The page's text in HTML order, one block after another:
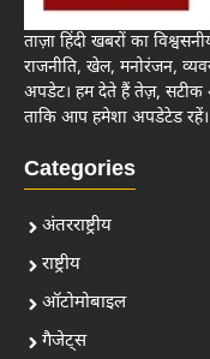
ताज़ा हिंदी खबरों का
राजनीति, खेल, मनोरंजन,
अपडेट। हम देते हैं तेज़, सटीक
ताकि आप हमेशा अपडेटेड रहें।
Categories
अंतरराष्ट्रीय
राष्ट्रीय
ऑटोमोबाइल
गैजेट्स